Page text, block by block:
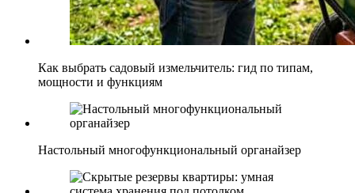
Как выбрать садовый измельчитель: гид по типам,
мощности и функциям
Настольный многофункциональный органайзер